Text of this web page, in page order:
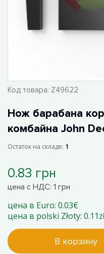
Код товара: Z49622
Нож барабана
комбайна John
Остаток на складе: 1
0.83 грн
цена с НДС: 1 грн
цена в Euro: 0.03€
цена в polski Złoty:
В корзину